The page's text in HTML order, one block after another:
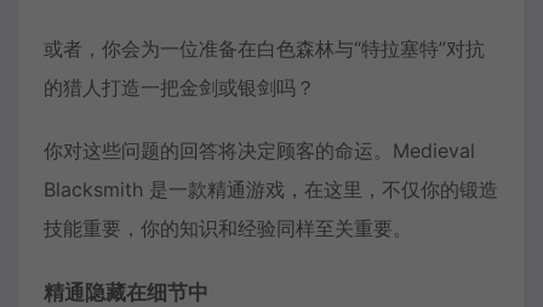
或者，你会为一位准备在白色森林与“特拉塞特”对抗
的猎人打造一把金剑或银剑吗？
你对这些问题的回答将决定顾客的命运。Medieval
Blacksmith 是一款精通游戏，在这里，不仅你的锻造
技能重要，你的知识和经验同样至关重要。
精通隐藏在细节中